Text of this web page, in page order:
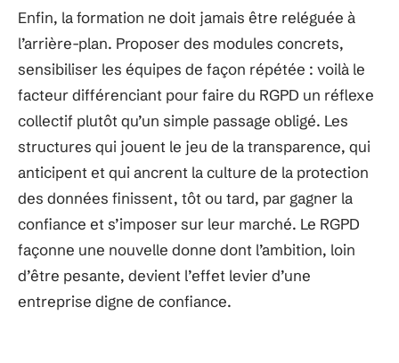
Enfin, la formation ne doit jamais être reléguée à
l’arrière-plan. Proposer des modules concrets,
sensibiliser les équipes de façon répétée : voilà le
facteur différenciant pour faire du RGPD un réflexe
collectif plutôt qu’un simple passage obligé. Les
structures qui jouent le jeu de la transparence, qui
anticipent et qui ancrent la culture de la protection
des données finissent, tôt ou tard, par gagner la
confiance et s’imposer sur leur marché. Le RGPD
façonne une nouvelle donne dont l’ambition, loin
d’être pesante, devient l’effet levier d’une
entreprise digne de confiance.